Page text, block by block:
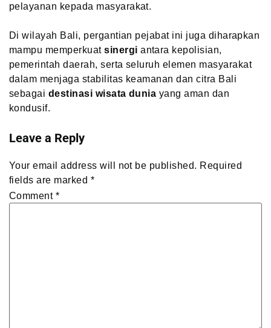
pelayanan kepada masyarakat.
Di wilayah Bali, pergantian pejabat ini juga diharapkan
mampu memperkuatsinergi antara kepolisian,
pemerintah daerah, serta seluruh elemen masyarakat
dalam menjaga stabilitas keamanan dan citra Bali
sebagai destinasi wisata dunia yang aman dan
kondusif.
Leave a Reply
Your email address will not be published. Required
fields are marked *
Comment *